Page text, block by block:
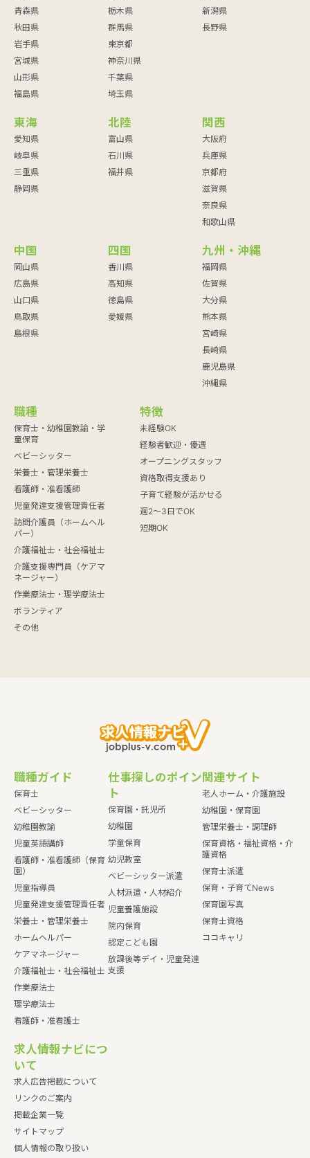
青森県
秋田県
岩手県
宮城県
山形県
福島県
栃木県
群馬県
東京都
神奈川県
千葉県
埼玉県
新潟県
長野県
東海
愛知県
岐阜県
三重県
静岡県
北陸
富山県
石川県
福井県
関西
大阪府
兵庫県
京都府
滋賀県
奈良県
和歌山県
中国
岡山県
広島県
山口県
鳥取県
島根県
四国
香川県
高知県
徳島県
愛媛県
九州・沖縄
福岡県
佐賀県
大分県
熊本県
宮崎県
長崎県
鹿児島県
沖縄県
職種
保育士・幼稚園教諭・学
童保育
ベビーシッター
栄養士・管理栄養士
看護師・准看護師
児童発達支援管理責任者
訪問介護員（ホームヘル
パー）
介護福祉士・社会福祉士
介護支援専門員（ケアマ
ネージャー）
作業療法士・理学療法士
ボランティア
その他
特徴
未経験OK
経験者歓迎・優遇
オープニングスタッフ
資格取得支援あり
子育て経験が活かせる
週2～3日でOK
短期OK
職種ガイド
保育士
ベビーシッター
幼稚園教諭
児童英語講師
看護師・准看護師（保育
園）
児童指導員
児童発達支援管理責任者
栄養士・管理栄養士
ホームヘルパー
ケアマネージャー
介護福祉士・社会福祉士
作業療法士
理学療法士
看護師・准看護士
仕事探しのポイン
ト
保育園・託児所
幼稚園
学童保育
幼児教室
ベビーシッター派遣
人材派遣・人材紹介
児童養護施設
院内保育
認定こども園
放課後等デイ・児童発達
支援
関連サイト
老人ホーム・介護施設
幼稚園・保育園
管理栄養士・調理師
保育資格・福祉資格・介
護資格
保育士派遣
保育・子育てNews
保育園写真
保育士資格
ココキャリ
求人情報ナビにつ
いて
求人広告掲載について
リンクのご案内
掲載企業一覧
サイトマップ
個人情報の取り扱い